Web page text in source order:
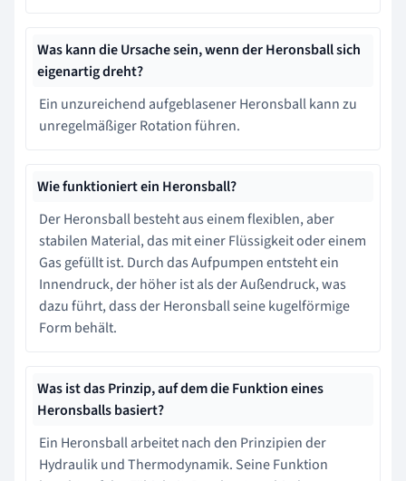
Was kann die Ursache sein, wenn der Heronsball sich
eigenartig dreht?
Ein unzureichend aufgeblasener Heronsball kann zu
unregelmäßiger Rotation führen.
Wie funktioniert ein Heronsball?
Der Heronsball besteht aus einem flexiblen, aber
stabilen Material, das mit einer Flüssigkeit oder einem
Gas gefüllt ist. Durch das Aufpumpen entsteht ein
Innendruck, der höher ist als der Außendruck, was
dazu führt, dass der Heronsball seine kugelförmige
Form behält.
Was ist das Prinzip, auf dem die Funktion eines
Heronsballs basiert?
Ein Heronsball arbeitet nach den Prinzipien der
Hydraulik und Thermodynamik. Seine Funktion